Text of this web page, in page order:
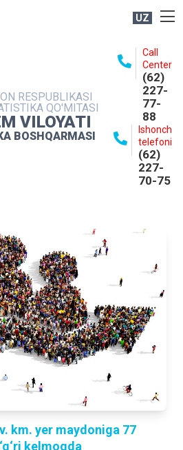
UZ
RESPUBLIKASI
QO'MITASI
VILOYATI
BOSHQARMASI
Call
Center
(62)
227-
77-
88
Ishonch
telefoni
(62)
227-
70-75
NASHRLAR
XIZMATLAR
XIZMATI
km. yer maydoniga 77
kelmoqda